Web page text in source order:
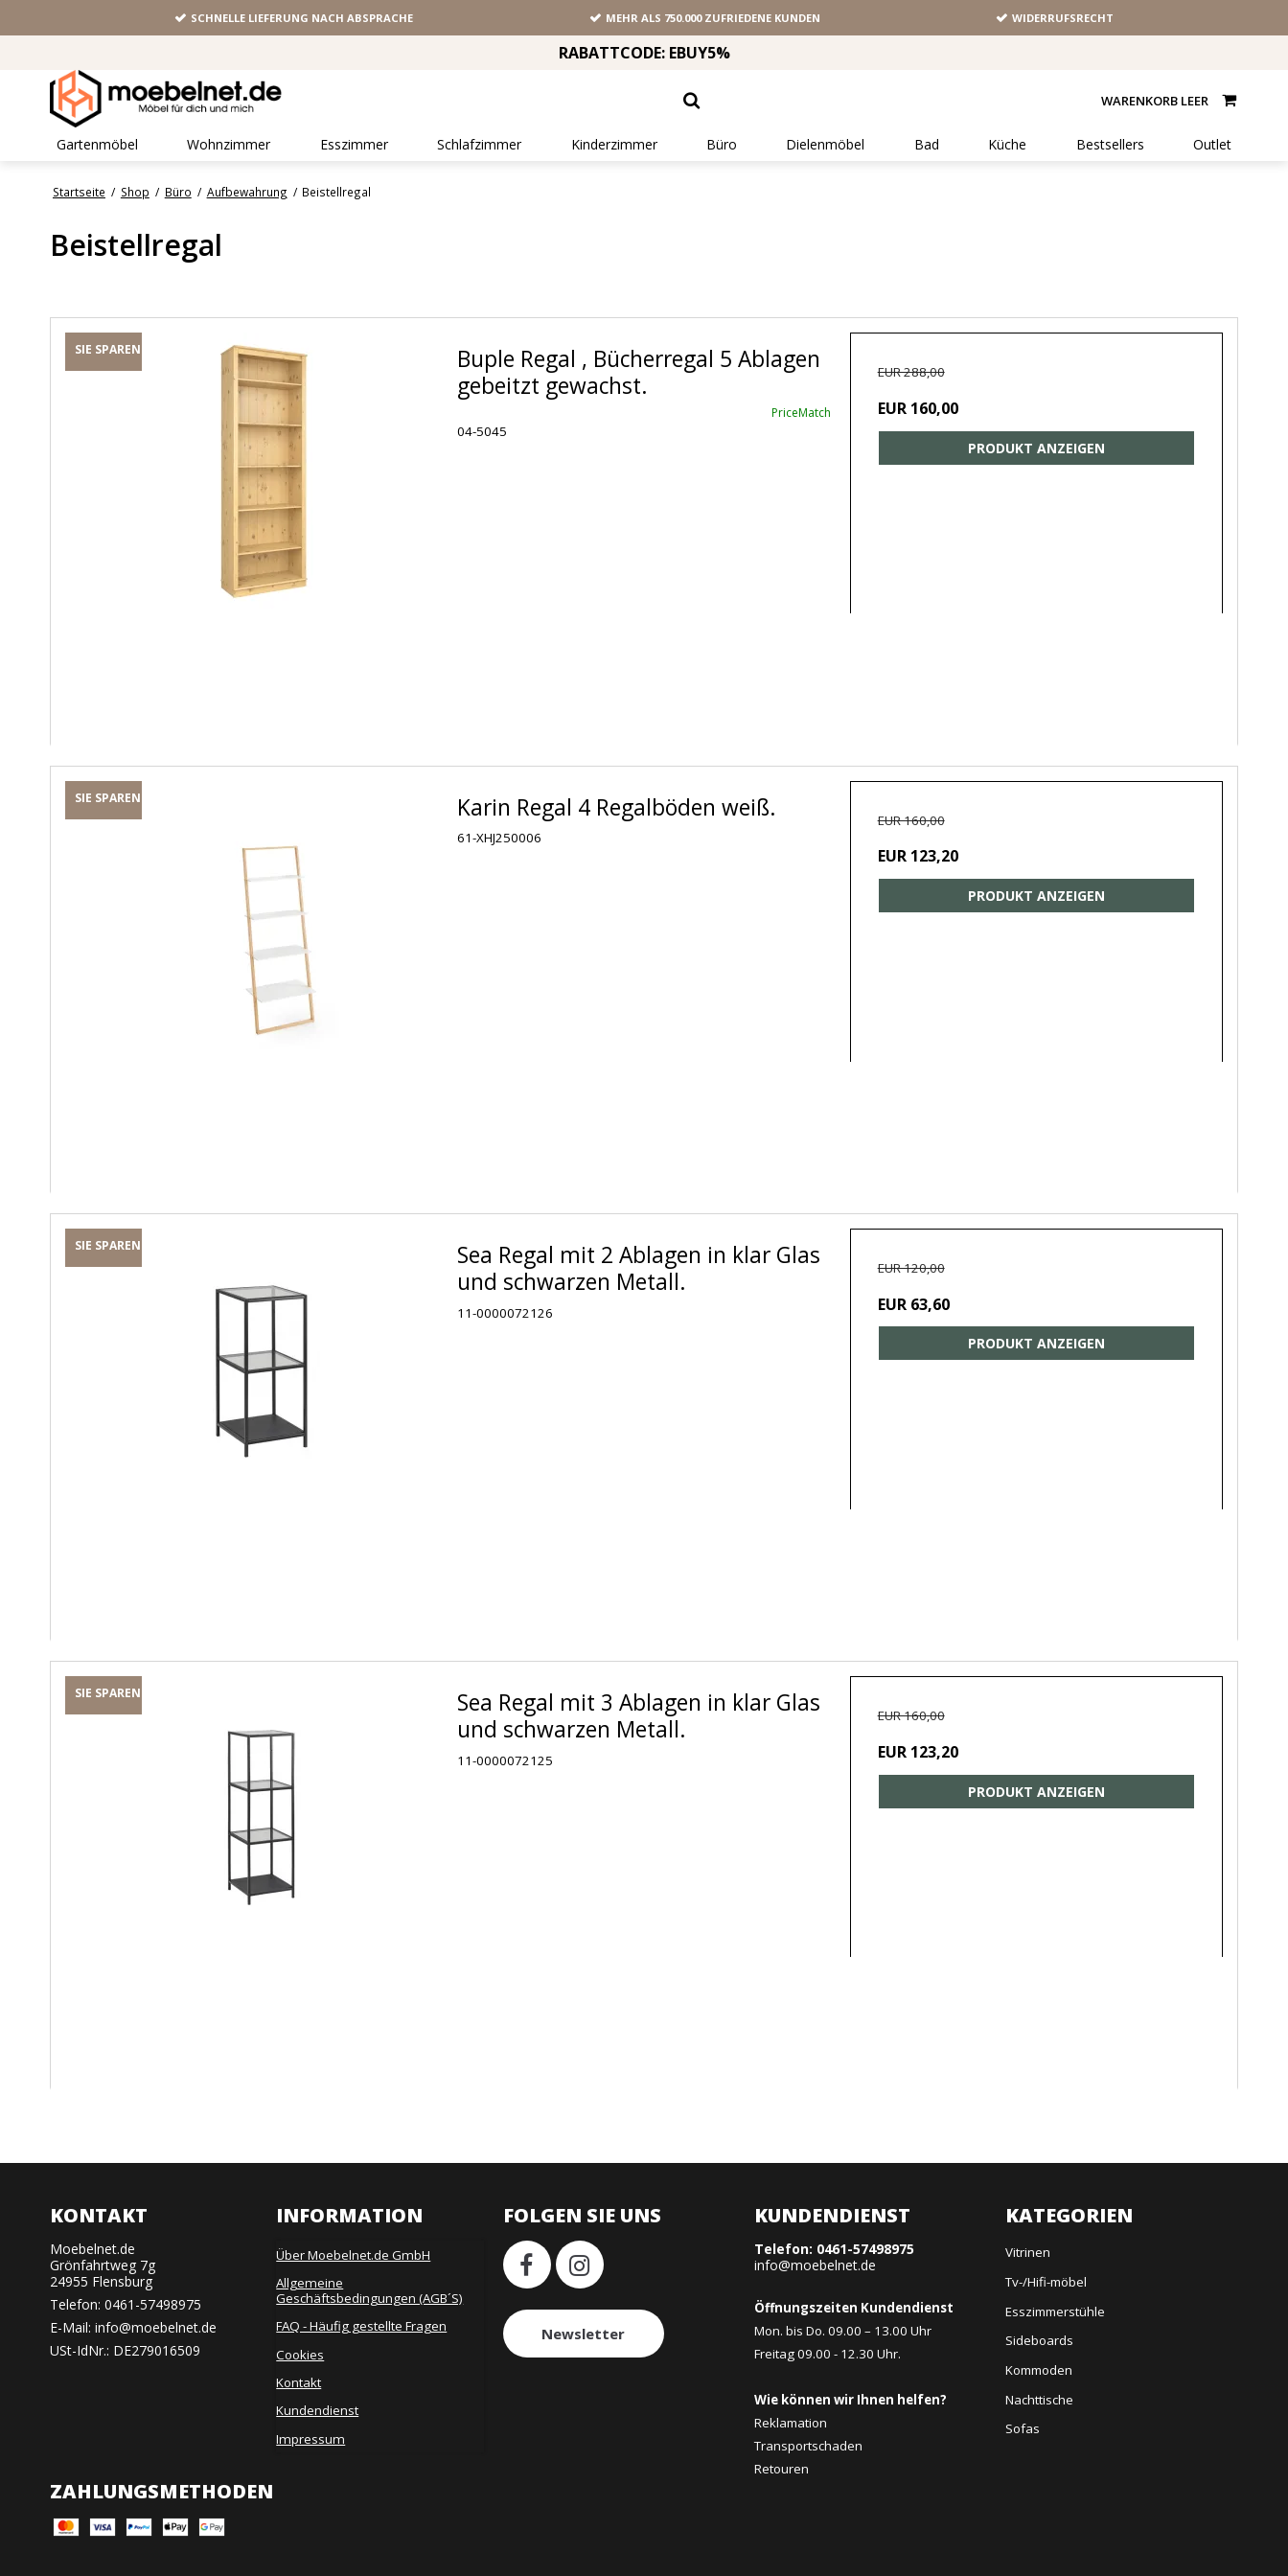
SCHNELLE LIEFERUNG NACH ABSPRACHE MEHR ALS 750.000 ZUFRIEDENE KUNDEN WIDERRUFSRECHT
RABATTCODE: EBUY5%
WARENKORB LEER
Gartenmöbel Wohnzimmer Esszimmer Schlafzimmer Kinderzimmer Büro Dielenmöbel Bad Küche Bestsellers Outlet
Startseite / Shop / Büro / Aufbewahrung / Beistellregal
Beistellregal
SIE SPAREN
Buple Regal , Bücherregal 5 Ablagen
gebeitzt gewachst.
PriceMatch
04-5045
EUR 288,00
EUR 160,00
PRODUKT ANZEIGEN
SIE SPAREN Karin Regal 4 Regalböden weiß.
61-XHJ250006
EUR 160,00
EUR 123,20
PRODUKT ANZEIGEN
SIE SPAREN
Sea Regal mit 2 Ablagen in klar Glas
und schwarzen Metall.
11-0000072126
EUR 120,00
EUR 63,60
PRODUKT ANZEIGEN
SIE SPAREN
Sea Regal mit 3 Ablagen in klar Glas
und schwarzen Metall.
11-0000072125
EUR 160,00
EUR 123,20
PRODUKT ANZEIGEN
KONTAKT
Moebelnet.de
Grönfahrtweg 7g
24955 Flensburg
Telefon: 0461-57498975
E-Mail: info@moebelnet.de
USt-IdNr.: DE279016509
INFORMATION
Über Moebelnet.de GmbH
Allgemeine
Geschäftsbedingungen (AGB´S)
FAQ - Häufig gestellte Fragen
Cookies
Kontakt
Kundendienst
Impressum
ZAHLUNGSMETHODEN
FOLGEN SIE UNS
Newsletter
KUNDENDIENST
Telefon: 0461-57498975
info@moebelnet.de
Öffnungszeiten Kundendienst
Mon. bis Do. 09.00 – 13.00 Uhr
Freitag 09.00 - 12.30 Uhr.
Wie können wir Ihnen helfen?
Reklamation
Transportschaden
Retouren
KATEGORIEN
Vitrinen
Tv-/Hifi-möbel
Esszimmerstühle
Sideboards
Kommoden
Nachttische
Sofas